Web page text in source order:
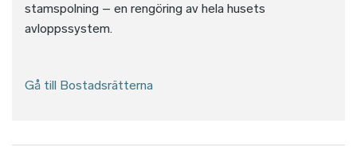
stamspolning – en rengöring av hela husets
avloppssystem.
Gå till Bostadsrätterna